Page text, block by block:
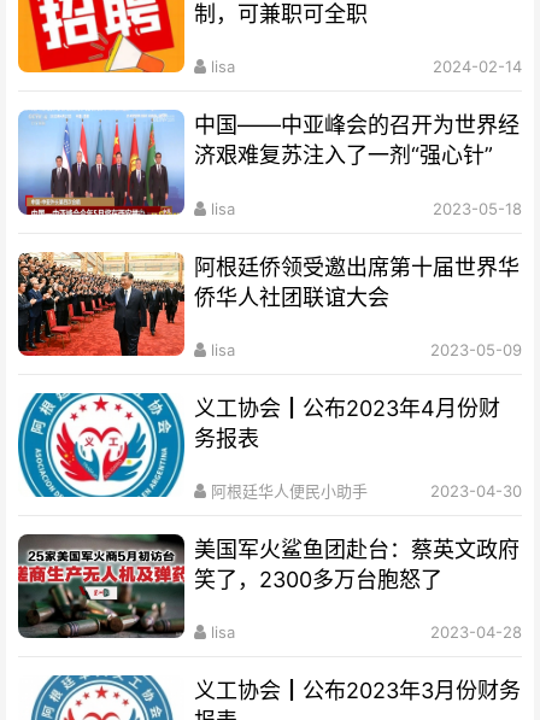
制，可兼职可全职
lisa 2024-02-14
中国——中亚峰会的召开为世界经
济艰难复苏注入了一剂“强心针”
lisa 2023-05-18
阿根廷侨领受邀出席第十届世界华
侨华人社团联谊大会
lisa 2023-05-09
义工协会┃公布2023年4月份财
务报表
阿根廷华人便民小助手 2023-04-30
美国军火鲨鱼团赴台：蔡英文政府
笑了，2300多万台胞怒了
lisa 2023-04-28
义工协会┃公布2023年3月份财务